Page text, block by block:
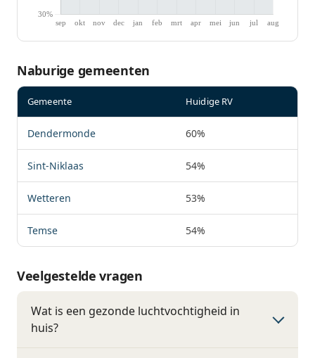
Naburige gemeenten
Gemeente Huidige RV
Dendermonde 60%
Sint-Niklaas 54%
Wetteren 53%
Temse 54%
Veelgestelde vragen
Wat is een gezonde luchtvochtigheid in
huis?